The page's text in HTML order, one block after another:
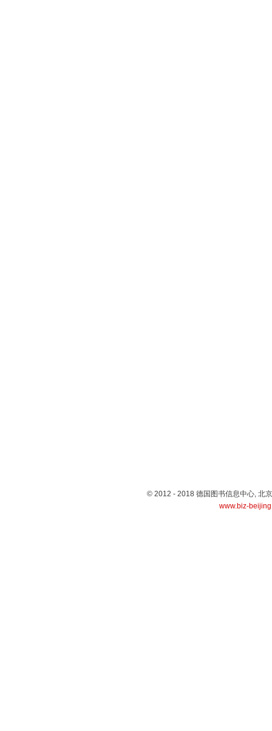
© 2012 - 2018 德国图书信息中心, 北
www.biz-